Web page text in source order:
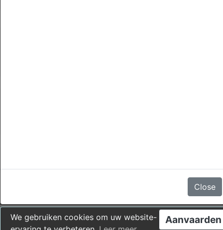
Close
Aanvaarden
We gebruiken cookies om uw website-